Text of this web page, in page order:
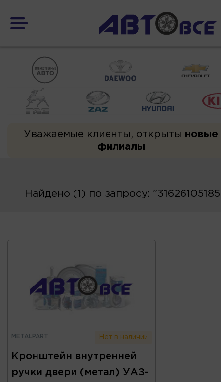
Уважаемые клиенты, открыты новые
филиалы
Найдено (1) по запросу:
METALPART Нет в наличии
Кронштейн внутренней
ручки двери (метал) УАЗ-